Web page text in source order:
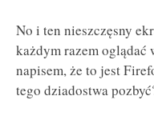
No i ten nieszczęsny
każdym razem
napisem, że to jest
tego dziadostwa